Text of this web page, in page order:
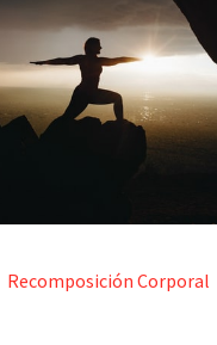
Recomposición Corporal